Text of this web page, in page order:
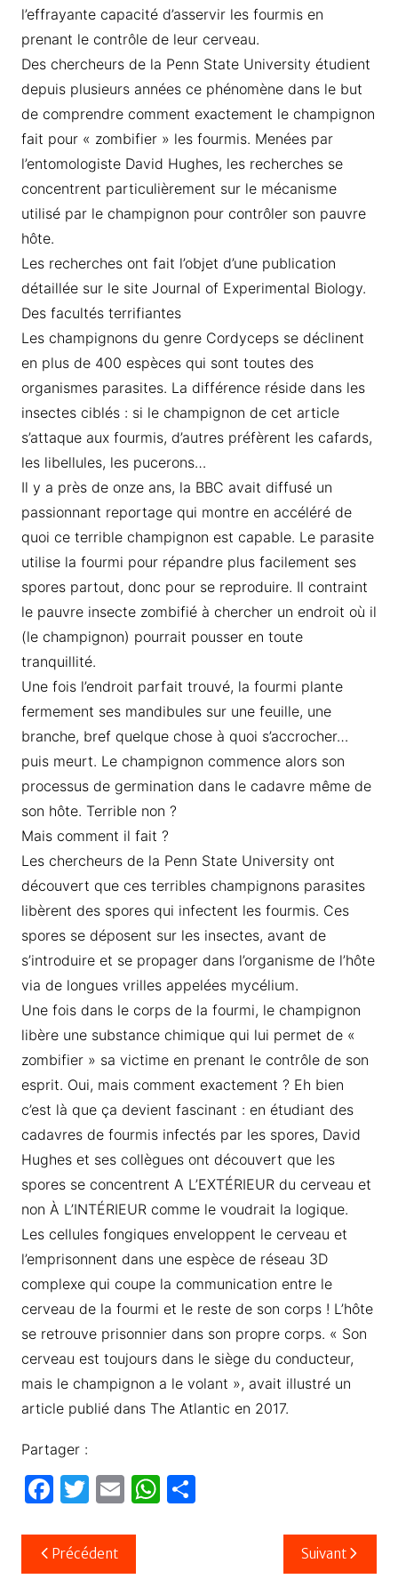
l’effrayante capacité d’asservir les fourmis en
prenant le contrôle de leur cerveau.
Des chercheurs de la Penn State University étudient
depuis plusieurs années ce phénomène dans le but
de comprendre comment exactement le champignon
fait pour « zombifier » les fourmis. Menées par
l’entomologiste David Hughes, les recherches se
concentrent particulièrement sur le mécanisme
utilisé par le champignon pour contrôler son pauvre
hôte.
Les recherches ont fait l’objet d’une publication
détaillée sur le site Journal of Experimental Biology.
Des facultés terrifiantes
Les champignons du genre Cordyceps se déclinent
en plus de 400 espèces qui sont toutes des
organismes parasites. La différence réside dans les
insectes ciblés : si le champignon de cet article
s’attaque aux fourmis, d’autres préfèrent les cafards,
les libellules, les pucerons…
Il y a près de onze ans, la BBC avait diffusé un
passionnant reportage qui montre en accéléré de
quoi ce terrible champignon est capable. Le parasite
utilise la fourmi pour répandre plus facilement ses
spores partout, donc pour se reproduire. Il contraint
le pauvre insecte zombifié à chercher un endroit où il
(le champignon) pourrait pousser en toute
tranquillité.
Une fois l’endroit parfait trouvé, la fourmi plante
fermement ses mandibules sur une feuille, une
branche, bref quelque chose à quoi s’accrocher…
puis meurt. Le champignon commence alors son
processus de germination dans le cadavre même de
son hôte. Terrible non ?
Mais comment il fait ?
Les chercheurs de la Penn State University ont
découvert que ces terribles champignons parasites
libèrent des spores qui infectent les fourmis. Ces
spores se déposent sur les insectes, avant de
s’introduire et se propager dans l’organisme de l’hôte
via de longues vrilles appelées mycélium.
Une fois dans le corps de la fourmi, le champignon
libère une substance chimique qui lui permet de «
zombifier » sa victime en prenant le contrôle de son
esprit. Oui, mais comment exactement ? Eh bien
c’est là que ça devient fascinant : en étudiant des
cadavres de fourmis infectés par les spores, David
Hughes et ses collègues ont découvert que les
spores se concentrent A L’EXTÉRIEUR du cerveau et
non À L’INTÉRIEUR comme le voudrait la logique.
Les cellules fongiques enveloppent le cerveau et
l’emprisonnent dans une espèce de réseau 3D
complexe qui coupe la communication entre le
cerveau de la fourmi et le reste de son corps ! L’hôte
se retrouve prisonnier dans son propre corps. « Son
cerveau est toujours dans le siège du conducteur,
mais le champignon a le volant », avait illustré un
article publié dans The Atlantic en 2017.
Partager :
F
c
e
T
itt
er
E
ail
W P
Navigation
de
Précédent Suivant